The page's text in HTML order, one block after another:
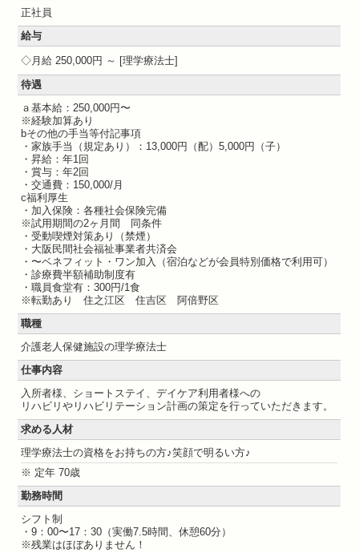
正社員
給与
月給 250,000円 ～
理学療法士
待遇
ａ基本給：250,000円〜
※経験加算あり
bその他の手当等付記事項
・家族手当（規定あり）：13,000円（配）5,000円（子）
・昇給：年1回
・賞与：年2回
・交通費：150,000/月
c福利厚生
・加入保険：各種社会保険完備
※試用期間の2ヶ月間 同条件
・受動喫煙対策あり（禁煙）
・大阪民間社会福祉事業者共済会
・〜ベネフィット・ワン加入（宿泊などが会員特別価格で利用可）
・診療費半額補助制度有
・職員食堂有：300円/1食
※転勤あり 住之江区 住吉区 阿倍野区
職種
介護老人保健施設の理学療法士
仕事内容
入所者様、ショートステイ、デイケア利用者様への
リハビリやリハビリテーション計画の策定を行っていただきます。
求める人材
理学療法士の資格をお持ちの方♪笑顔で明るい方♪
※ 定年 70歳
勤務時間
シフト制
・9：00〜17：30（実働7.5時間、休憩60分）
※残業はほぼありません！